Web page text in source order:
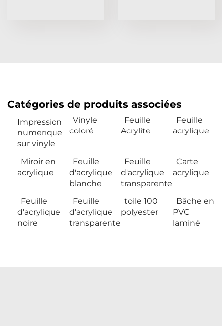
Catégories de produits associées
Impression
numérique
sur vinyle
Vinyle
coloré
Feuille
Acrylite
Feuille
acrylique
Miroir en
acrylique
Feuille
d'acrylique
blanche
Feuille
d'acrylique
transparente
Carte
acrylique
Feuille
d'acrylique
noire
Feuille
d'acrylique
transparente
toile 100
polyester
Bâche en
PVC
laminé